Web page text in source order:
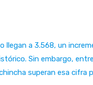
llegan a 3.568, un
Sin embargo,
superan esa cifra